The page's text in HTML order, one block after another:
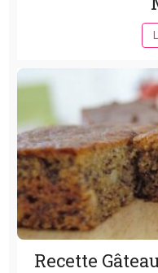
Recette